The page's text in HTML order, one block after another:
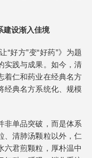
建设渐入佳境
“好方”变“好药”》为题
实践与成果。如今，清
着仁和药业在经典名方
经典名方系统化、规模
非单品突破，而是体系
、清肺汤颗粒以外，仁
六君煎颗粒，厚朴温中